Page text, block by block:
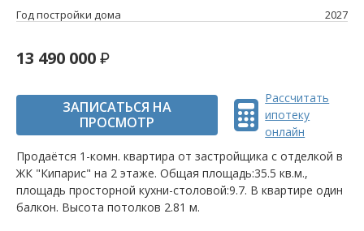
Год постройки дома
2027
13 490 000
ЗАПИСАТЬСЯ НА
ПРОСМОТР
Рассчитать
ипотеку
онлайн
Продаётся 1-комн. квартира от застройщика c отделкой в
ЖК "Кипарис" на 2 этаже. Общая площадь:35.5 кв.м.,
площадь просторной кухни-столовой:9.7. B квартире один
балкон. Высота потолков 2.81 м.